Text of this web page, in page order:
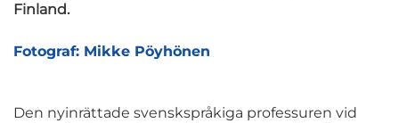
Finland.
Fotograf: Mikke Pöyhönen
Den nyinrättade svenskspråkiga professuren vid